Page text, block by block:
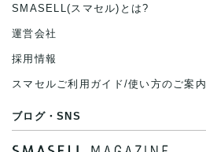
SMASELL(スマセル)とは?
運営会社
採用情報
スマセルご利用ガイド/使い方のご案内
ブログ・SNS